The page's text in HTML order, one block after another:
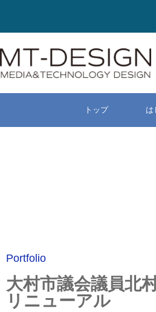
トップ は
Portfolio
大村市議会議員北
リニューアル